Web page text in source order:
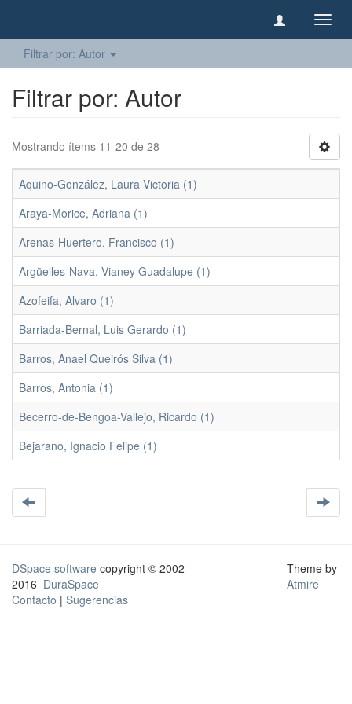
Filtrar por: Autor
Filtrar por: Autor
Mostrando ítems 11-20 de 28
Aquino-González, Laura Victoria (1)
Araya-Morice, Adriana (1)
Arenas-Huertero, Francisco (1)
Argüelles-Nava, Vianey Guadalupe (1)
Azofeifa, Alvaro (1)
Barriada-Bernal, Luis Gerardo (1)
Barros, Anael Queirós Silva (1)
Barros, Antonia (1)
Becerro-de-Bengoa-Vallejo, Ricardo (1)
Bejarano, Ignacio Felipe (1)
DSpace software copyright © 2002-
2016 DuraSpace
Contacto | Sugerencias
Theme by
Atmire